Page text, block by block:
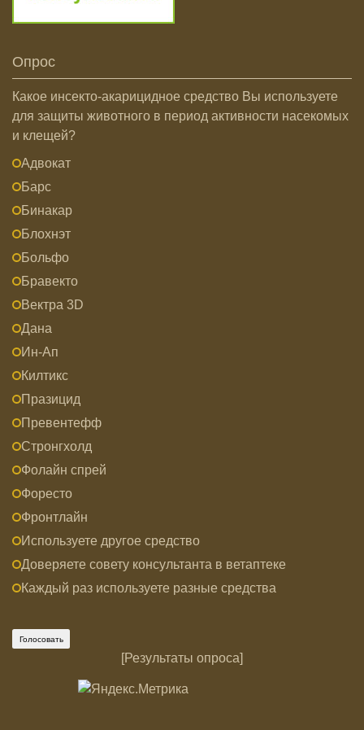
Опрос
Какое инсекто-акарицидное средство Вы используете
для защиты животного в период активности насекомых
и клещей?
Адвокат
Барс
Бинакар
Блохнэт
Больфо
Бравекто
Вектра 3D
Дана
Ин-Ап
Килтикс
Празицид
Превентефф
Стронгхолд
Фолайн спрей
Форесто
Фронтлайн
Используете другое средство
Доверяете совету консультанта в ветаптеке
Каждый раз используете разные средства
[Результаты опроса]